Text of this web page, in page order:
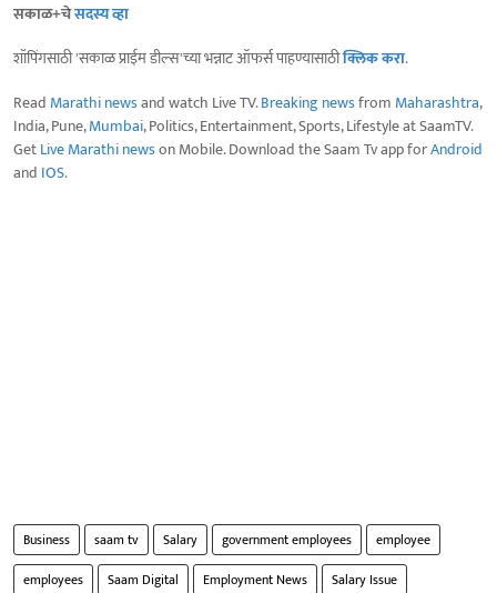
सकाळ+चेसदस्य व्हा
शॉपिंगसाठी 'सकाळ प्राईम डील्स'च्या भन्नाट ऑफर्स पाहण्यासाठीक्लिक करा.
Read Marathi newsand watch Live TV.Breaking newsfrom Maharashtra,
India, Pune,Mumbai, Politics, Entertainment, Sports, Lifestyle at SaamTV.
GetLive Marathi newson Mobile. Download the Saam Tv app forAndroid
and IOS.
Business saam tv Salary government employees
employee
employees
Saam Digital Employment News
Salary Issue